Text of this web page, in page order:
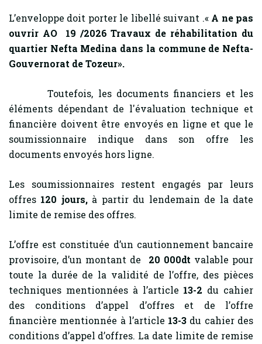
L’enveloppe doit porter le libellé suivant .« A ne pas
ouvrir AO 19 /2026Travaux de réhabilitation du
quartier Nefta Medina dans la commune de Nefta-
Gouvernorat de Tozeur».
Toutefois, les documents financiers et les
éléments dépendant de l'évaluation technique et
financière doivent être envoyés en ligne et que le
soumissionnaire indique dans son offre les
documents envoyés hors ligne.
Les soumissionnaires restent engagés par leurs
offres 120 jours,à partir du lendemain de la date
limite de remise des offres.
L’offre est constituée d’un cautionnement bancaire
provisoire, d’un montant de
20 000dt valable pour
toute la durée de la validité de l’offre, des pièces
techniques mentionnées à l’article 13-2 du cahier
des conditions d’appel d’offres et de l’offre
financière mentionnée à l’article 13-3 du cahier des
conditions d’appel d’offres. La date limite de remise